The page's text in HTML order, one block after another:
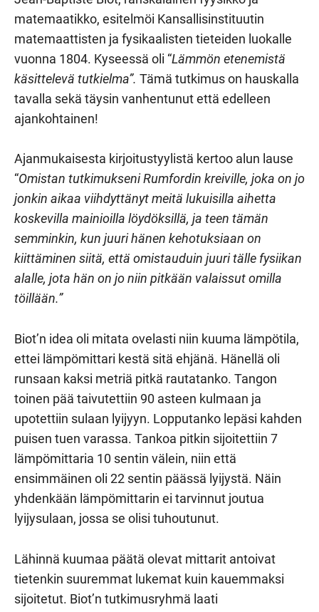
matemaatikko, esitelmöi Kansallisinstituutin
matemaattisten ja fysikaalisten tieteiden luokalle
vuonna 1804. Kyseessä oli “Lämmön etenemistä
käsittelevä tutkielma”. Tämä tutkimus on hauskalla
tavalla sekä täysin vanhentunut että edelleen
ajankohtainen!
Ajanmukaisesta kirjoitustyylistä kertoo alun lause
“Omistan tutkimukseni Rumfordin kreiville, joka on jo
jonkin aikaa viihdyttänyt meitä lukuisilla aihetta
koskevilla mainioilla löydöksillä, ja teen tämän
semminkin, kun juuri hänen kehotuksiaan on
kiittäminen siitä, että omistauduin juuri tälle fysiikan
alalle, jota hän on jo niin pitkään valaissut omilla
töillään.”
Biot’n idea oli mitata ovelasti niin kuuma lämpötila,
ettei lämpömittari kestä sitä ehjänä. Hänellä oli
runsaan kaksi metriä pitkä rautatanko. Tangon
toinen pää taivutettiin 90 asteen kulmaan ja
upotettiin sulaan lyijyyn. Lopputanko lepäsi kahden
puisen tuen varassa. Tankoa pitkin sijoitettiin 7
lämpömittaria 10 sentin välein, niin että
ensimmäinen oli 22 sentin päässä lyijystä. Näin
yhdenkään lämpömittarin ei tarvinnut joutua
lyijysulaan, jossa se olisi tuhoutunut.
Lähinnä kuumaa päätä olevat mittarit antoivat
tietenkin suuremmat lukemat kuin kauemmaksi
sijoitetut. Biot’n tutkimusryhmä laati